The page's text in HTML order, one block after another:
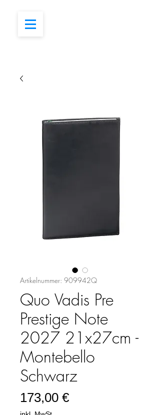
Artikelnummer: 909942Q
Quo Vadis Pre
Prestige Note
2027 21x27cm -
Montebello
Schwarz
173,00 €Preis